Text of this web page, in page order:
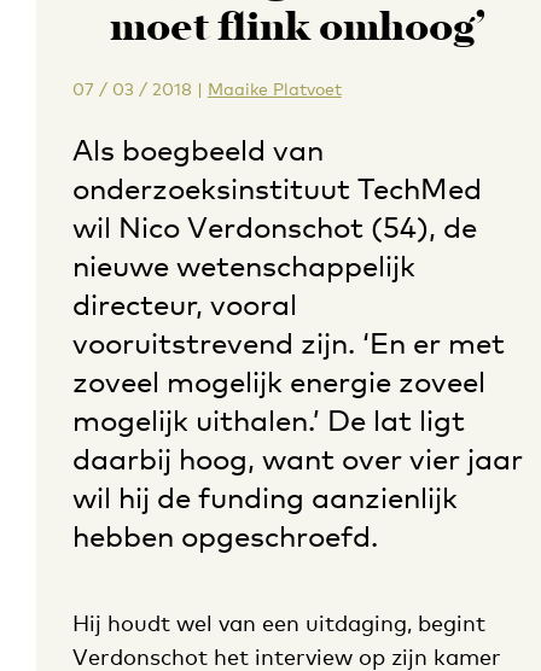
moet flink omhoog’
07 / 03 / 2018 | Maaike Platvoet
Als boegbeeld van
onderzoeksinstituut TechMed
wil Nico Verdonschot (54), de
nieuwe wetenschappelijk
directeur, vooral
vooruitstrevend zijn. ‘En er met
zoveel mogelijk energie zoveel
mogelijk uithalen.’ De lat ligt
daarbij hoog, want over vier jaar
wil hij de funding aanzienlijk
hebben opgeschroefd.
Hij houdt wel van een uitdaging, begint
Verdonschot het interview op zijn kamer